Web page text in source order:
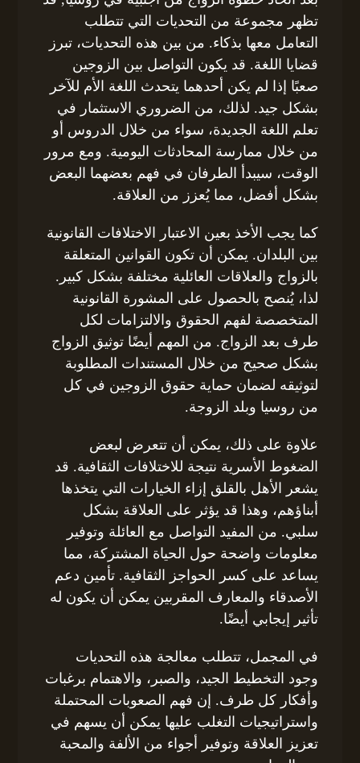
تظهر مجموعة من التحديات التي تتطلب
التعامل معها بذكاء. من بين هذه التحديات، تبرز
قضايا اللغة. قد يكون التواصل بين الزوجين
صعبًا إذا لم يكن أحدهما يتحدث اللغة الأم للآخر
بشكل جيد. لذلك، من الضروري الاستثمار في
تعلم اللغة الجديدة، سواء من خلال الدروس أو
من خلال ممارسة المحادثات اليومية. ومع مرور
الوقت، سيبدأ الطرفان في فهم بعضهما البعض
بشكل أفضل، مما يُعزز من العلاقة.
كما يجب الأخذ بعين الاعتبار الاختلافات القانونية
بين البلدان. يمكن أن تكون القوانين المتعلقة
بالزواج والعلاقات العائلية مختلفة بشكل كبير.
لذا، يُنصح بالحصول على المشورة القانونية
المتخصصة لفهم الحقوق والالتزامات لكل
طرف بعد الزواج. من المهم أيضًا توثيق الزواج
بشكل صحيح من خلال المستندات المطلوبة
لتوثيقه لضمان حماية حقوق الزوجين في كل
من روسيا وبلد الزوجة.
علاوة على ذلك، يمكن أن تتعرض لبعض
الضغوط الأسرية نتيجة للاختلافات الثقافية. قد
يشعر الأهل بالقلق إزاء الخيارات التي يتخذها
أبناؤهم، وهذا قد يؤثر على العلاقة بشكل
سلبي. من المفيد التواصل مع العائلة وتوفير
معلومات واضحة حول الحياة المشتركة، مما
يساعد على كسر الحواجز الثقافية. تأمين دعم
الأصدقاء والمعارف المقربين يمكن أن يكون له
تأثير إيجابي أيضًا.
في المجمل، تتطلب معالجة هذه التحديات
وجود التخطيط الجيد، والصبر، والاهتمام برغبات
وأفكار كل طرف. إن فهم الصعوبات المحتملة
واستراتيجيات التغلب عليها يمكن أن يسهم في
تعزيز العلاقة وتوفير أجواء من الألفة والمحبة